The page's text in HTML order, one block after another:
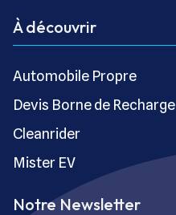
À découvrir
Automobile Propre
Devis Borne de Recharge
Cleanrider
Mister EV
Notre Newsletter